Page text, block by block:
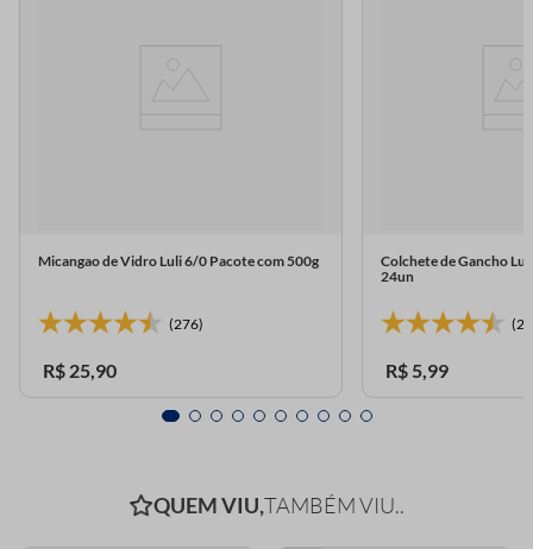
Micangao de Vidro Luli 6/0 Pacote com 500g
(276)
R$ 25,90
Colchete de Gancho
24un
R$ 5,99
QUEM VIU,TAMBÉM VIU..